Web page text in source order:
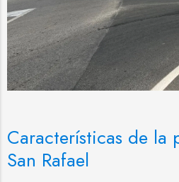
Características de la
San Rafael